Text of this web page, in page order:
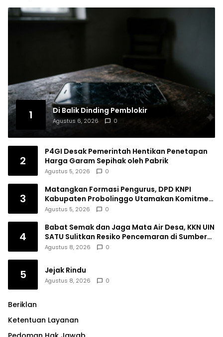
1 Di Balik Dinding Pemblokir
Agustus 6, 2026 0
2
P4GI Desak Pemerintah Hentikan Penetapan
Harga Garam Sepihak oleh Pabrik
Agustus 5, 2026 0
3
Matangkan Formasi Pengurus, DPD KNPI
Kabupaten Probolinggo Utamakan Komitmen
dan Kinerja
Agustus 5, 2026 0
4
Babat Semak dan Jaga Mata Air Desa, KKN UIN
SATU Sulitkan Resiko Pencemaran di Sumber
Ngumbul
Agustus 8, 2026 0
5 Jejak Rindu
Agustus 8, 2026 0
Beriklan
Ketentuan Layanan